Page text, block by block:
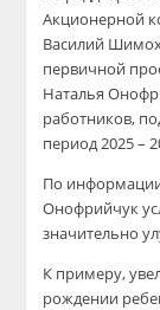
Акционерной
Василий
первичной
Наталья
работников,
период2025–
По
Онофрийчук
значительно
К примеру,
рождении